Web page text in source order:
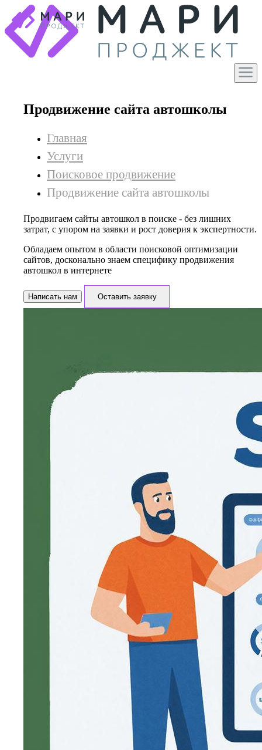
Продвижение сайта автошколы
Главная
Услуги
Поисковое продвижение
Продвижение сайта автошколы
Продвигаем сайты автошкол в поиске - без лишних
затрат, с упором на заявки и рост доверия к экспертности.
Обладаем опытом в области поисковой оптимизации
сайтов, досконально знаем специфику продвижения
автошкол в интернете
Написать нам Оставить заявку